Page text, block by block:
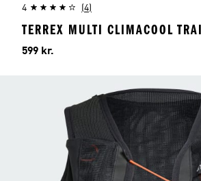
4 (4)
TERREX MULTI CLIMACOOL
Pris
599 kr.